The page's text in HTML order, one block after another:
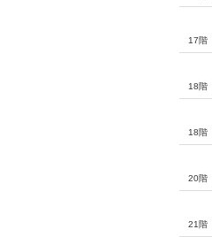
17階
18階
18階
20階
21階